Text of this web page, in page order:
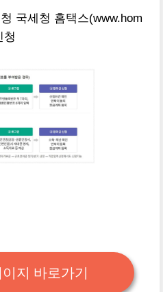
국세청 홈택스(www.hom
청
지 바로가기